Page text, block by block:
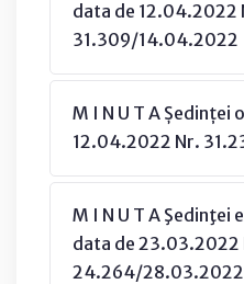
data de 12.04.2022
31.309/14.04.2022
M I N U T A Ședinței
12.04.2022 Nr.
M I N U T A
data de 23.03.2022
24.264/28.03.2022